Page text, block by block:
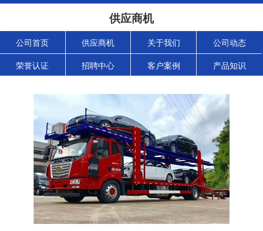
供应商机
公司首页 供应商机 关于我们 公司动态
荣誉认证 招聘中心 客户案例 产品知识